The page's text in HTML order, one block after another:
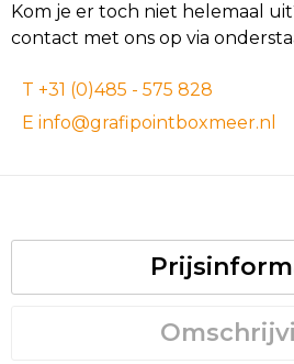
Kom je er toch niet helemaal
contact met ons op via
T +31 (0)485 - 575 828
E info@grafipointboxmeer.nl